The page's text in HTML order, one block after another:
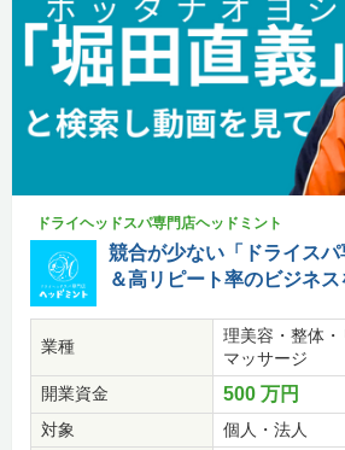
ドライヘッドスパ専門店ヘッドミント
競合が少ない「ドライス
＆高リピート率のビジネス
業種
理美容・整体・
マッサージ
開業資金
500 万円
対象
個人・法人